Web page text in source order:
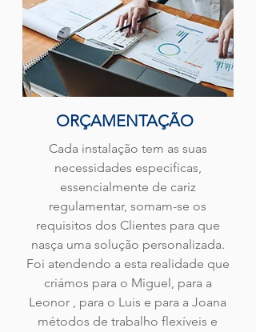
ORÇAMENTAÇÃO
Cada instalação tem as suas
necessidades especificas,
essencialmente de cariz
regulamentar, somam-se os
requisitos dos Clientes para que
nasça uma solução personalizada.
Foi atendendo a esta realidade que
criámos para o Miguel, para a
Leonor , para o Luis e para a Joana
métodos de trabalho flexíveis e